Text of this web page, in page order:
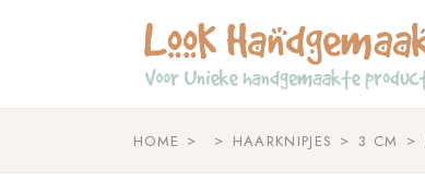
HOME HAARKNIPJES 3 CM